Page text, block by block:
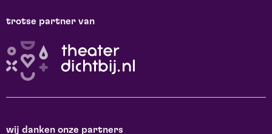
trotse partner van
wij danken onze partners